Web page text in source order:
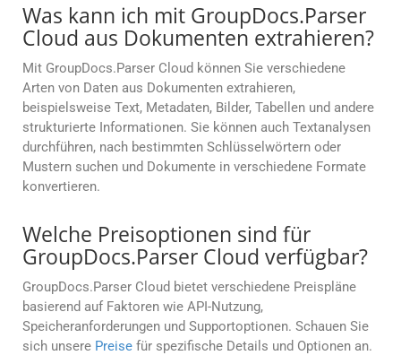
Was kann ich mit GroupDocs.Parser
Cloud aus Dokumenten extrahieren?
Mit GroupDocs.Parser Cloud können Sie verschiedene
Arten von Daten aus Dokumenten extrahieren,
beispielsweise Text, Metadaten, Bilder, Tabellen und andere
strukturierte Informationen. Sie können auch Textanalysen
durchführen, nach bestimmten Schlüsselwörtern oder
Mustern suchen und Dokumente in verschiedene Formate
konvertieren.
Welche Preisoptionen sind für
GroupDocs.Parser Cloud verfügbar?
GroupDocs.Parser Cloud bietet verschiedene Preispläne
basierend auf Faktoren wie API-Nutzung,
Speicheranforderungen und Supportoptionen. Schauen Sie
sich unsere Preise für spezifische Details und Optionen an.